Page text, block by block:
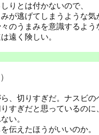
りとは付かないので、
が逃げてしまうような気
のうまみを意識するよう
遠く険しい。
、切りすぎだ。ナスビの
すぎだと思っているのに
い。
伝えたほうがいいのか。